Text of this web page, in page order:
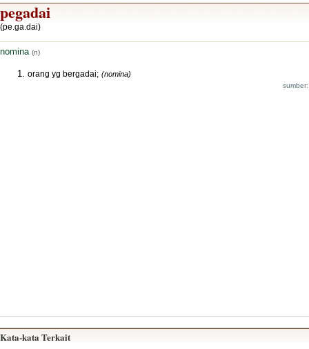
pegadai
(pe.ga.dai)
nomina (n)
orang yg bergadai; (nomina)
Kata-kata Terkait